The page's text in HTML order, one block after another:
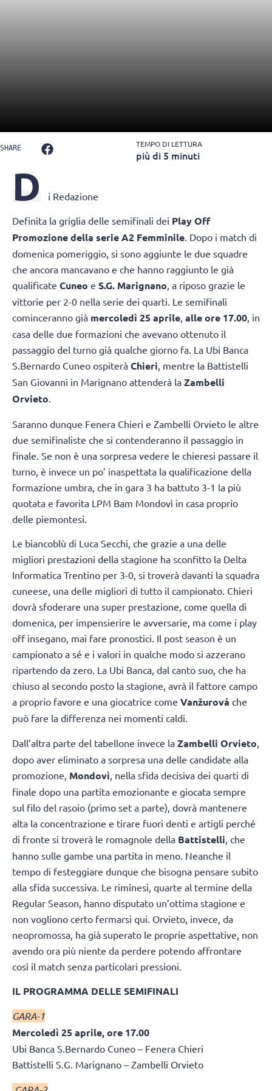
SHARE TEMPO DI LETTURA
più di 5 minuti
D i Redazione
Definita la griglia delle semifinali dei Play Off
Promozione della serie A2 Femminile. Dopo i match di
domenica pomeriggio, si sono aggiunte le due squadre
che ancora mancavano e che hanno raggiunto le già
qualificate Cuneo e S.G. Marignano, a riposo grazie le
vittorie per 2-0 nella serie dei quarti. Le semifinali
cominceranno già mercoledì 25 aprile, alle ore 17.00, in
casa delle due formazioni che avevano ottenuto il
passaggio del turno già qualche giorno fa. La Ubi Banca
S.Bernardo Cuneo ospiterà Chieri, mentre la Battistelli
San Giovanni in Marignano attenderà la Zambelli
Orvieto.
Saranno dunque Fenera Chieri e Zambelli Orvieto le altre
due semifinaliste che si contenderanno il passaggio in
finale. Se non è una sorpresa vedere le chieresi passare il
turno, è invece un po’ inaspettata la qualificazione della
formazione umbra, che in gara 3 ha battuto 3-1 la più
quotata e favorita LPM Bam Mondovì in casa proprio
delle piemontesi.
Le biancoblù di Luca Secchi, che grazie a una delle
migliori prestazioni della stagione ha sconfitto la Delta
Informatica Trentino per 3-0, si troverà davanti la squadra
cuneese, una delle migliori di tutto il campionato. Chieri
dovrà sfoderare una super prestazione, come quella di
domenica, per impensierire le avversarie, ma come i play
off insegano, mai fare pronostici. Il post season è un
campionato a sé e i valori in qualche modo si azzerano
ripartendo da zero. La Ubi Banca, dal canto suo, che ha
chiuso al secondo posto la stagione, avrà il fattore campo
a proprio favore e una giocatrice come Vanžurová che
può fare la differenza nei momenti caldi.
Dall’altra parte del tabellone invece la Zambelli Orvieto
dopo aver eliminato a sorpresa una delle candidate alla
promozione, Mondovì , nella sfida decisiva dei quarti di
finale dopo una partita emozionante e giocata sempre
sul filo del rasoio (primo set a parte), dovrà mantenere
alta la concentrazione e tirare fuori denti e artigli perché
di fronte si troverà le romagnole della Battistelli , che
hanno sulle gambe una partita in meno. Neanche il
tempo di festeggiare dunque che bisogna pensare subito
alla sfida successiva. Le riminesi, quarte al termine della
Regular Season, hanno disputato un’ottima stagione e
non vogliono certo fermarsi qui. Orvieto, invece, da
neopromossa, ha già superato le proprie aspettative, non
avendo ora più niente da perdere potendo affrontare
così il match senza particolari pressioni.
IL PROGRAMMA DELLE SEMIFINALI
GARA-1
Mercoledì 25 aprile, ore 17.00
Ubi Banca S.Bernardo Cuneo – Fenera Chieri
Battistelli S.G. Marignano – Zambelli Orvieto